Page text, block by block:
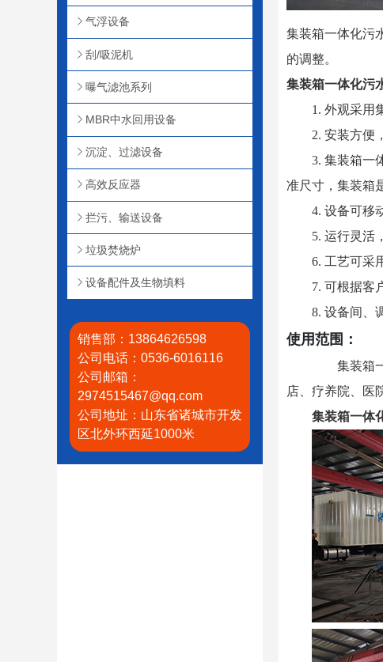
集装箱一体化污
的调整。
集装箱一体化污
1. 外观采用集
2. 安装方便，
3. 集装箱一
准尺寸，集装箱
4. 设备可移
5. 运行灵活，
6. 工艺可采用
7. 可根据客户
8. 设备间、调
使用范围：
集装箱
店、疗养院、医
集装箱一体
气浮设备
刮/吸泥机
曝气滤池系列
MBR中水回用设备
沉淀、过滤设备
高效反应器
拦污、输送设备
垃圾焚烧炉
设备配件及生物填料
销售部：13864626598
公司电话：0536-6016116
公司邮箱：
2974515467@qq.com
公司地址：山东省诸城市开发
区北外环西延1000米